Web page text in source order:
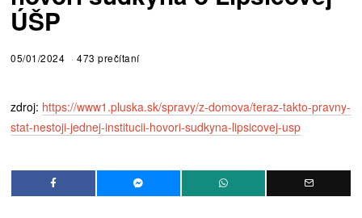
ÚŠP
05/01/2024 473 prečítaní
zdroj: https://www1.pluska.sk/spravy/z-domova/teraz-takto-pravny-
stat-nestoji-jednej-institucii-hovori-sudkyna-lipsicovej-usp